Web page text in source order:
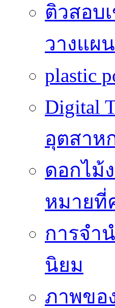
ติวสอบ
วางแผน
plastic
Digital
อุตสาห
ดอกไม้
หมายที่
การจำ
นิยม
ภาพขอ